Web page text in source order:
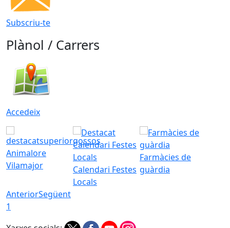
Subscriu-te
Plànol / Carrers
Accedeix
Animalore
Vilamajor
Calendari Festes
Locals
Farmàcies de
guàrdia
AnteriorSegüent
1